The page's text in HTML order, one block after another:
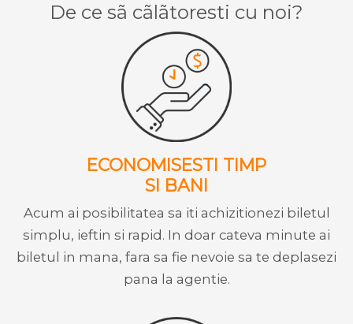
De ce sã cãlãtoresti cu noi?
ECONOMISESTI TIMP
SI BANI
Acum ai posibilitatea sa iti achizitionezi biletul
simplu, ieftin si rapid. In doar cateva minute ai
biletul in mana, fara sa fie nevoie sa te deplasezi
pana la agentie.